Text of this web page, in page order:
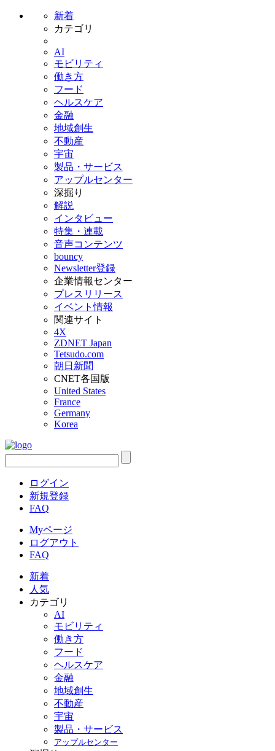
新着
カテゴリ
AI
モビリティ
働き方
フード
ヘルスケア
金融
地域創生
不動産
宇宙
製品・サービス
アップルセンター
深掘り
解説
インタビュー
特集・連載
音声コンテンツ
bouncy
Newsletter登録
企業情報センター
プレスリリース
イベント情報
関連サイト
4X
ZDNET Japan
Tetsudo.com
朝日新聞
CNET各国版
United States
France
Germany
Korea
ログイン
新規登録
FAQ
Myページ
ログアウト
FAQ
新着
人気
カテゴリ
AI
モビリティ
働き方
フード
ヘルスケア
金融
地域創生
不動産
宇宙
製品・サービス
アップルセンター